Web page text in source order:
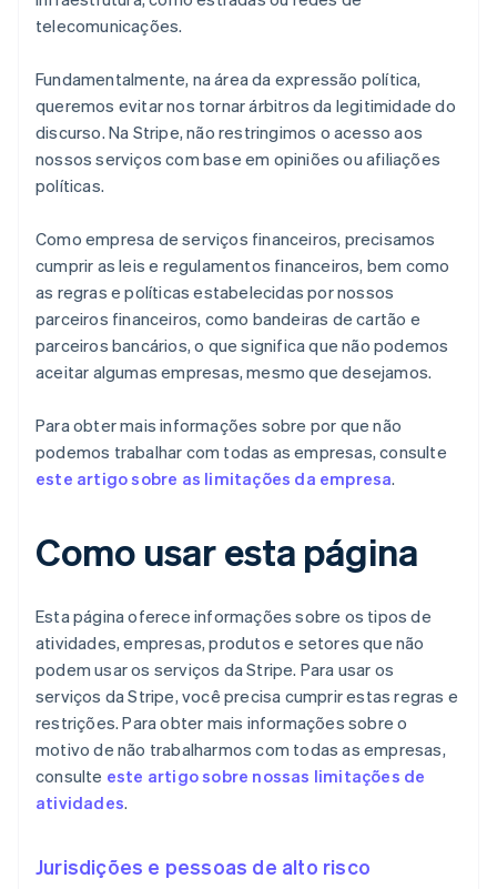
telecomunicações.
Fundamentalmente, na área da expressão política,
queremos evitar nos tornar árbitros da legitimidade do
discurso. Na Stripe, não restringimos o acesso aos
nossos serviços com base em opiniões ou afiliações
políticas.
Como empresa de serviços financeiros, precisamos
cumprir as leis e regulamentos financeiros, bem como
as regras e políticas estabelecidas por nossos
parceiros financeiros, como bandeiras de cartão e
parceiros bancários, o que significa que não podemos
aceitar algumas empresas, mesmo que desejamos.
Para obter mais informações sobre por que não
podemos trabalhar com todas as empresas, consulte
este artigo sobre as limitações da empresa.
Como usar esta página
Esta página oferece informações sobre os tipos de
atividades, empresas, produtos e setores que não
podem usar os serviços da Stripe. Para usar os
serviços da Stripe, você precisa cumprir estas regras e
restrições. Para obter mais informações sobre o
motivo de não trabalharmos com todas as empresas,
consulte este artigo sobre nossas limitações de
atividades.
Jurisdições e pessoas de alto risco